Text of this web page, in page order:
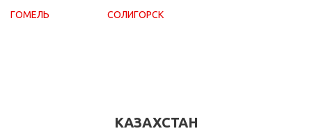
ГОМЕЛЬ СОЛИГОРСК
КАЗАХСТАН